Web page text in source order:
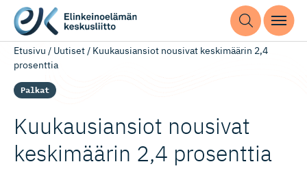
Etusivu / Uutiset/ Kuukausiansiot nousivat keskimäärin 2,4
prosenttia
Palkat
Kuukausiansiot nousivat
keskimäärin 2,4 prosenttia